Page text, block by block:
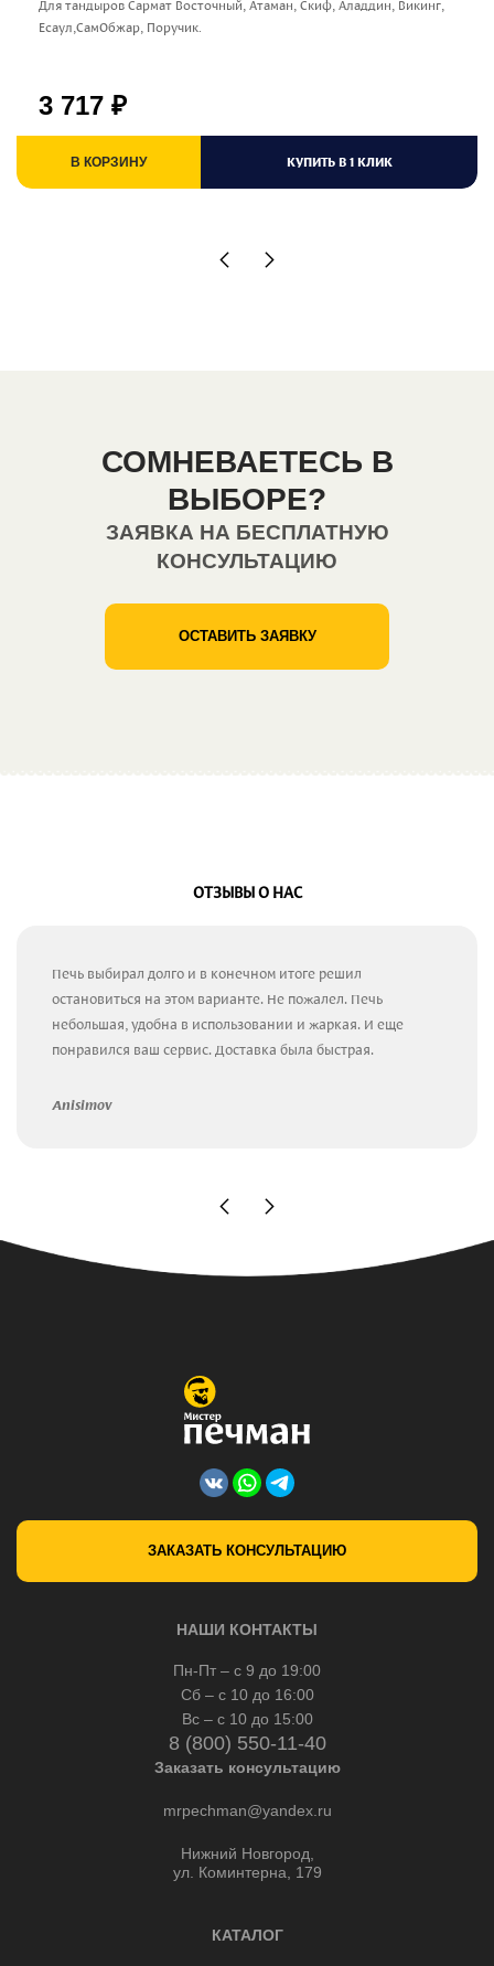
Для тандыров Сармат Восточный, Атаман, Скиф, Аладдин, Викинг,
Есаул,СамОбжар, Поручик.
3 717 ₽
В КОРЗИНУ КУПИТЬ В 1 КЛИК
СОМНЕВАЕТЕСЬ В
ВЫБОРЕ?
ЗАЯВКА НА БЕСПЛАТНУЮ
КОНСУЛЬТАЦИЮ
ОСТАВИТЬ ЗАЯВКУ
ОТЗЫВЫ О НАС
Печь выбирал долго и в конечном итоге решил
остановиться на этом варианте. Не пожалел. Печь
небольшая, удобна в использовании и жаркая. И еще
понравился ваш сервис. Доставка была быстрая.
Anisimov
ЗАКАЗАТЬ КОНСУЛЬТАЦИЮ
НАШИ КОНТАКТЫ
Пн-Пт – с 9 до 19:00
Сб – с 10 до 16:00
Вс – с 10 до 15:00
8 (800) 550-11-40
Заказать консультацию
mrpechman@yandex.ru
Нижний Новгород,
ул. Коминтерна, 179
КАТАЛОГ